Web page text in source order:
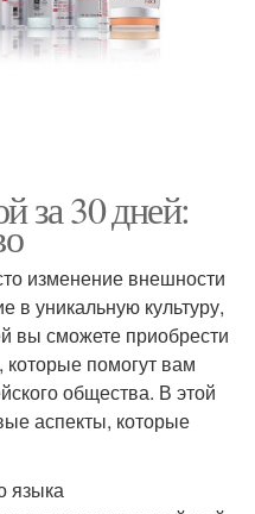
за 30 дней:
изменение внешности
в уникальную культуру,
вы сможете приобрести
помогут вам
общества. В этой
аспекты, которые
языка